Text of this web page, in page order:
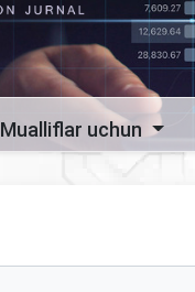
Mualliflar uchun